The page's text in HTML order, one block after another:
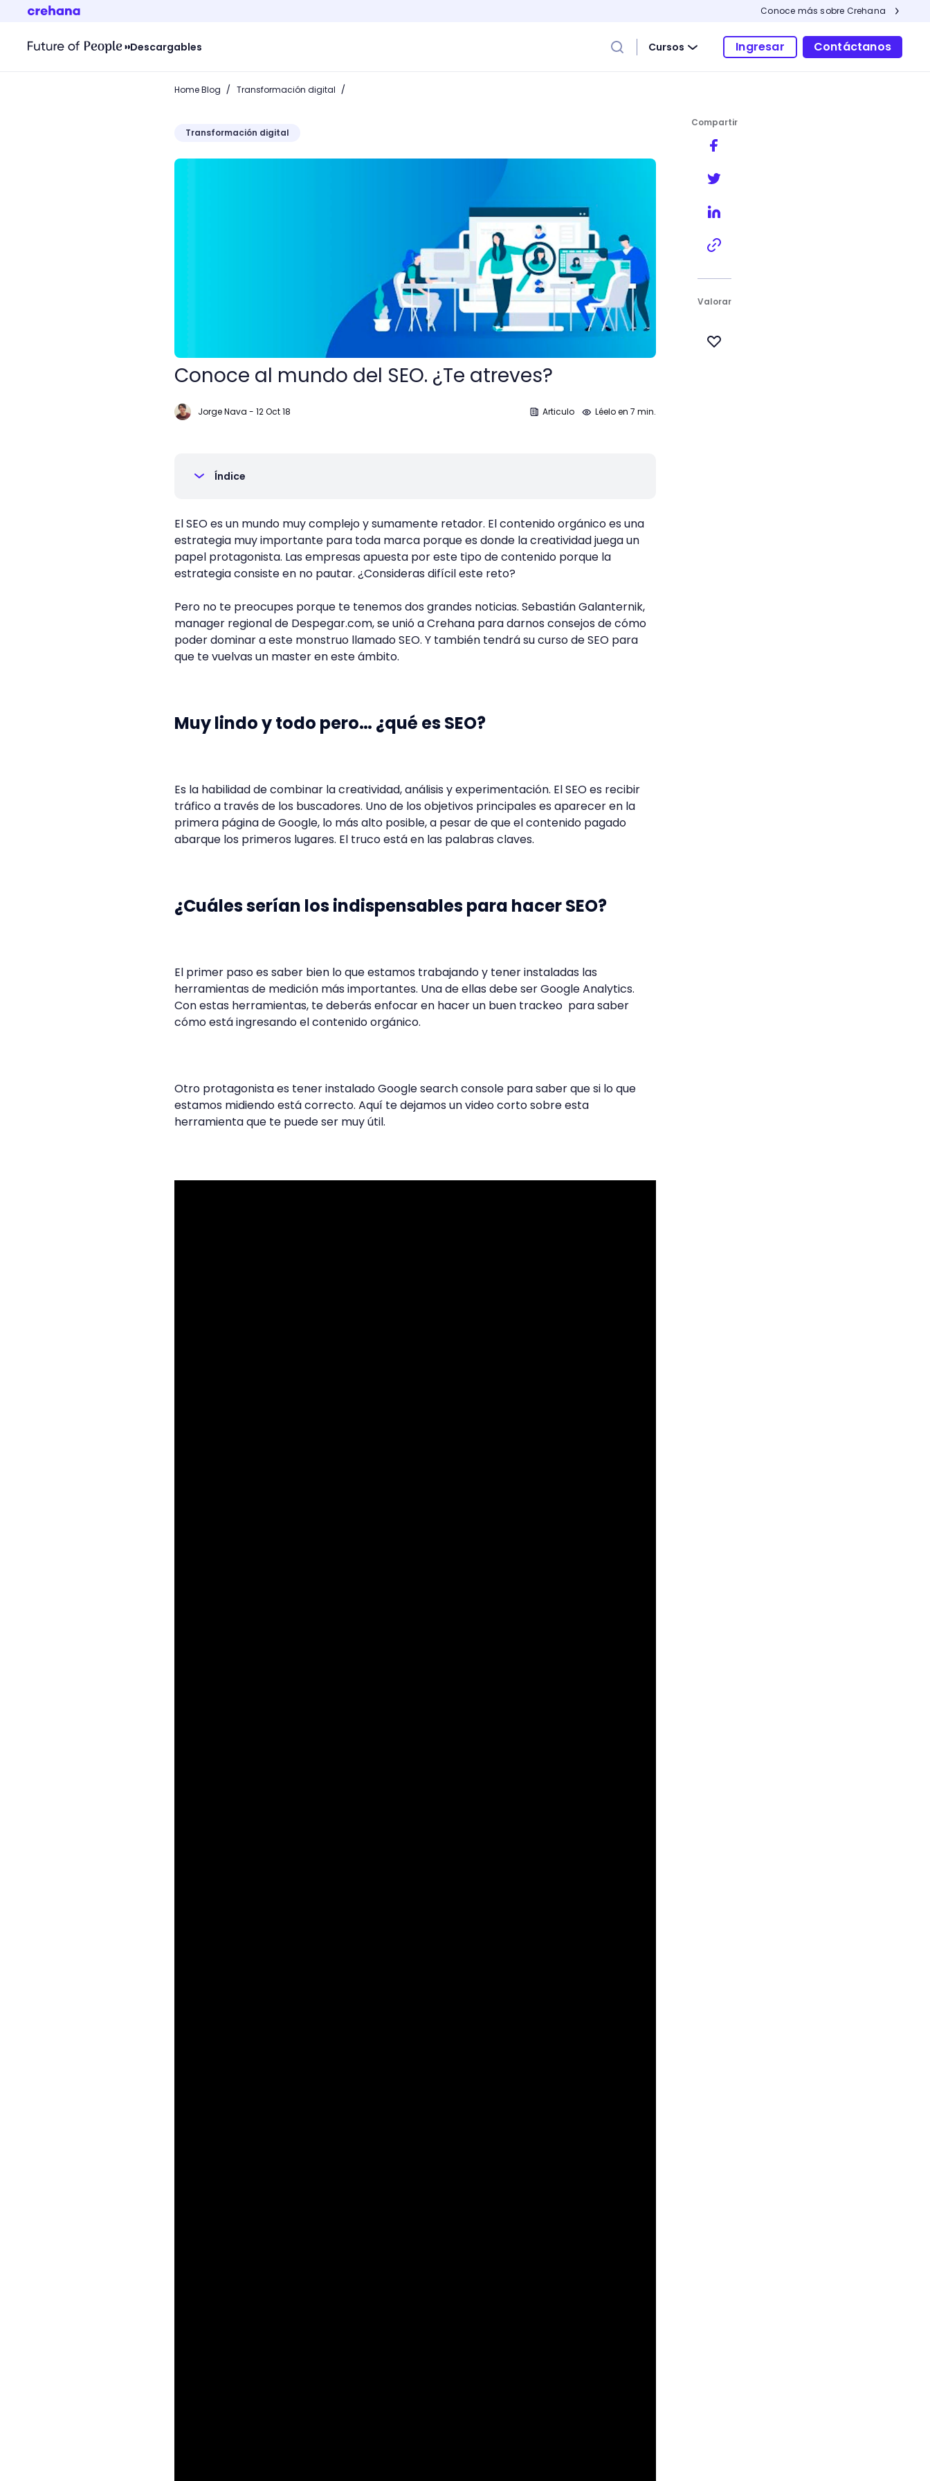
Conoce más sobre Crehana
Descargables Cursos Ingresar Contáctanos
Home Blog / Transformación digital /
Transformación digital
Conoce al mundo del SEO. ¿Te atreves?
Conoce al mundo del SEO. ¿Te atreves?
Jorge Nava - 12 Oct 18 Articulo Léelo en 7 min.
Índice
El SEO es un mundo muy complejo y sumamente retador. El contenido orgánico es una
estrategia muy importante para toda marca porque es donde la creatividad juega un
papel protagonista. Las empresas apuesta por este tipo de contenido porque la
estrategia consiste en no pautar. ¿Consideras difícil este reto?
Pero no te preocupes porque te tenemos dos grandes noticias. Sebastián Galanternik,
manager regional de Despegar.com, se unió a Crehana para darnos consejos de cómo
poder dominar a este monstruo llamado SEO. Y también tendrá su curso de SEO para
que te vuelvas un master en este ámbito.
Muy lindo y todo pero… ¿qué es SEO?
Es la habilidad de combinar la creatividad, análisis y experimentación. El SEO es recibir
tráfico a través de los buscadores. Uno de los objetivos principales es aparecer en la
primera página de Google, lo más alto posible, a pesar de que el contenido pagado
abarque los primeros lugares. El truco está en las palabras claves.
¿Cuáles serían los indispensables para hacer SEO?
El primer paso es saber bien lo que estamos trabajando y tener instaladas las
herramientas de medición más importantes. Una de ellas debe ser Google Analytics.
Con estas herramientas, te deberás enfocar en hacer un buen trackeo para saber
cómo está ingresando el contenido orgánico.
Otro protagonista es tener instalado Google search console para saber que si lo que
estamos midiendo está correcto. Aquí te dejamos un video corto sobre esta
herramienta que te puede ser muy útil.
Compartir
Valorar